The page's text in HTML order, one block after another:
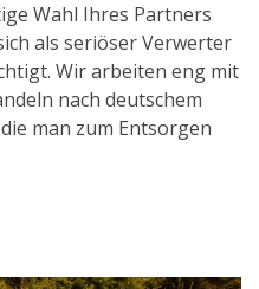
Wahl Ihres Partners
als seriöser Verwerter
Wir arbeiten eng mit
nach deutschem
man zum Entsorgen